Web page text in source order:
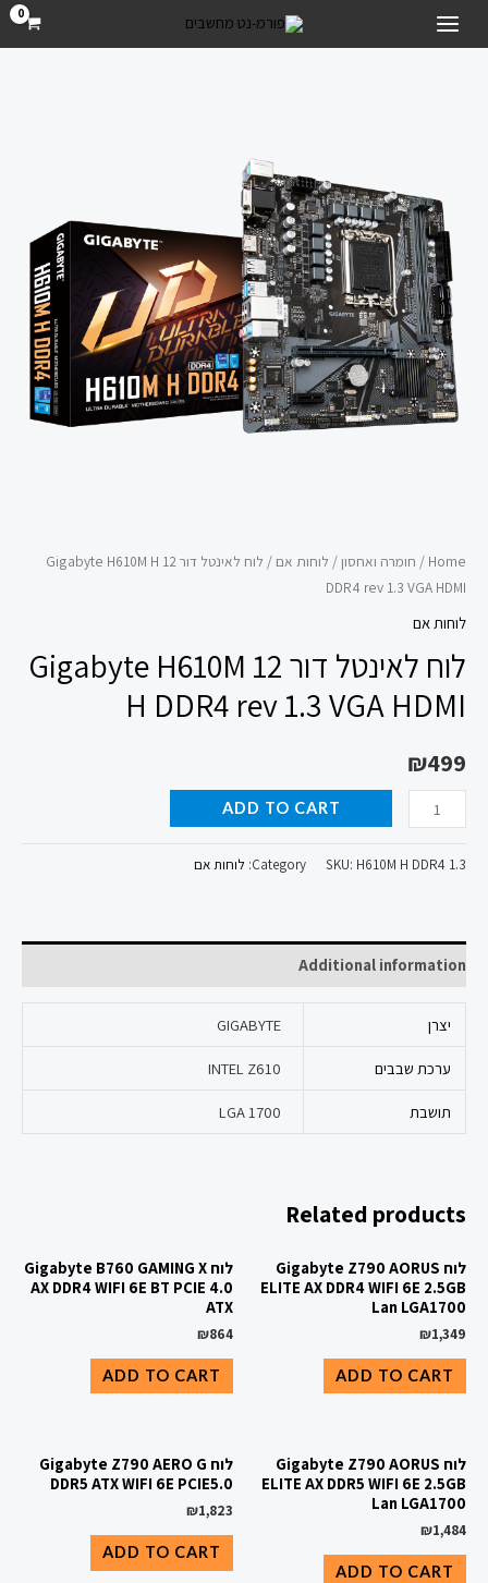
לתוכן
MAIN
Home
/ חומרה ואחסון/ לוחות אם
/ לוח לאינטל דור 12 Gigabyte H610M H
DDR4 rev 1.3 VGA HDMI
לוחות אם
לוח לאינטל דור 12 Gigabyte H610M
H DDR4 rev 1.3 VGA HDMI
₪499
Gigabyte
H610M
DDR4
rev
1.3
VGA
HDMI
ADD TO CART
SKU: H610M H DDR4 1.3
Category: לוחות אם
Additional information
יצרן GIGABYTE
ערכת שבבים INTEL Z610
תושבת LGA 1700
Related products
לוח Gigabyte Z790 AORUS
ELITE AX DDR4 WIFI 6E 2.5GB
Lan LGA1700
₪1,349
ADD TO CART
לוח Gigabyte B760 GAMING X
AX DDR4 WIFI 6E BT PCIE 4.0
ATX
₪864
ADD TO CART
לוח Gigabyte Z790 AORUS
ELITE AX DDR5 WIFI 6E 2.5GB
Lan LGA1700
₪1,484
ADD TO CART
לוח Gigabyte Z790 AERO G
DDR5 ATX WIFI 6E PCIE5.0
₪1,823
ADD TO CART